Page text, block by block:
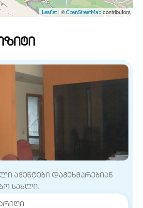
Leaflet| ©OpenStreetMap contributors
აგენტები დაგეხმარებიან
სახლი.